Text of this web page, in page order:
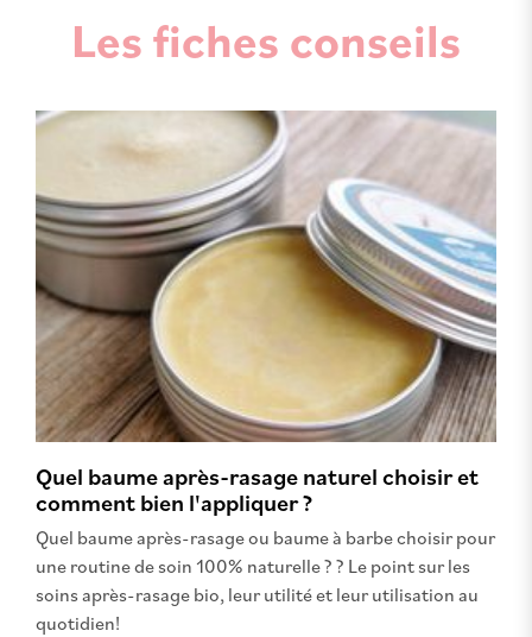
Les fiches conseils
Quel baume après-rasage naturel choisir et
comment bien l'appliquer ?
Quel baume après-rasage ou baume à barbe choisir pour
une routine de soin 100% naturelle ? ? Le point sur les
soins après-rasage bio, leur utilité et leur utilisation au
quotidien!